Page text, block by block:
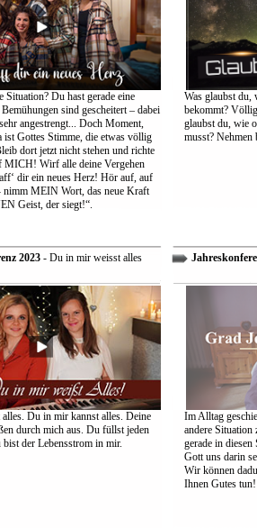
Situation? Du hast gerade eine
sind gescheitert – dabei
angestrengt... Doch Moment,
ist Gottes Stimme, die etwas völlig
dort jetzt nicht stehen und richte
MICH! Wirf alle deine Vergehen
dir ein neues Herz! Hör auf, auf
nimm MEIN Wort, das neue Kraft
Geist, der siegt!“.
Was glaubst du,
bekommt?
glaubst du, wie
musst? Nehmen
2023- Du in mir weisst alles
Du in mir kannst alles. Deine
durch mich aus. Du füllst jeden
der Lebensstrom in mir.
Im Alltag
andere
gerade in
Gott uns darin
Wir können
Ihnen Gutes tun!